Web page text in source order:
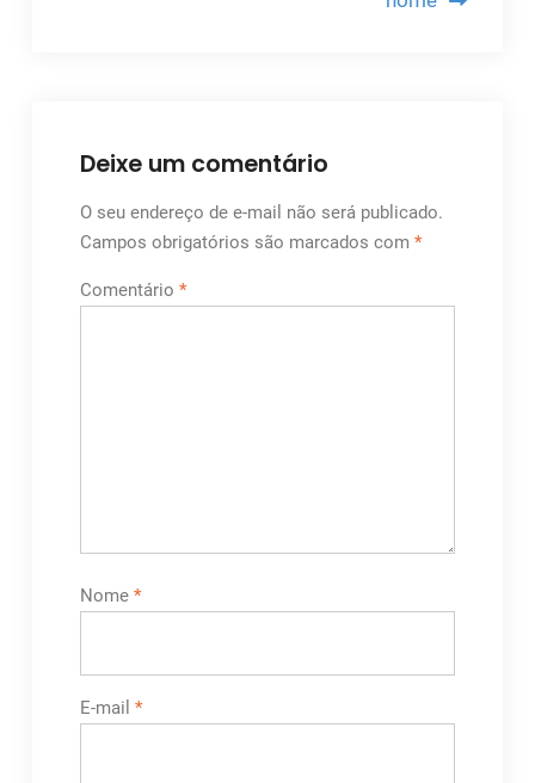
Deixe um comentário
O seu endereço de e-mail não será publicado.
Campos obrigatórios são marcados com *
Comentário *
Nome *
E-mail *